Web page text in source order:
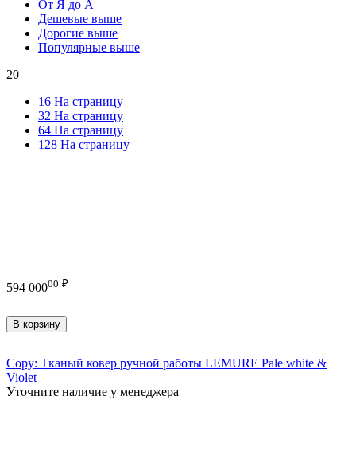
От Я до А
Дешевые выше
Дорогие выше
Популярные выше
20
16 На страницу
32 На страницу
64 На страницу
128 На страницу
594 00000 ₽
В корзину
Copy: Тканый ковер ручной работы LEMURE Pale white &
Violet
Уточните наличие у менеджера